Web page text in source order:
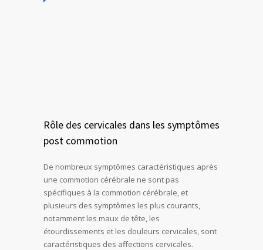
Rôle des cervicales dans les symptômes
post commotion
De nombreux symptômes caractéristiques après
une commotion cérébrale ne sont pas
spécifiques à la commotion cérébrale, et
plusieurs des symptômes les plus courants,
notamment les maux de tête, les
étourdissements et les douleurs cervicales, sont
caractéristiques des affections cervicales.